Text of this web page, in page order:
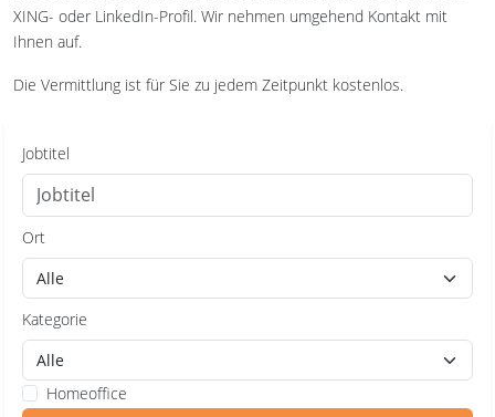
XING- oder LinkedIn-Profil. Wir nehmen umgehend Kontakt mit
Ihnen auf.
Die Vermittlung ist für Sie zu jedem Zeitpunkt kostenlos.
Jobtitel
Ort
Kategorie
Homeoffice